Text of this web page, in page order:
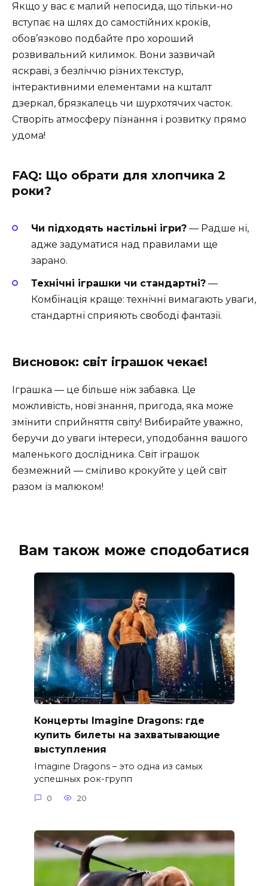
Якщо у вас є малий непосида, що тільки-но
вступає на шлях до самостійних кроків,
обов’язково подбайте про хороший
розвивальний килимок. Вони зазвичай
яскраві, з безліччю різних текстур,
інтерактивними елементами на кшталт
дзеркал, брязкалець чи шурхотячих часток.
Створіть атмосферу пізнання і розвитку прямо
удома!
FAQ: Що обрати для хлопчика 2
роки?
Чи підходять настільні ігри? — Радше ні,
адже задуматися над правилами ще
зарано.
Технічні іграшки чи стандартні? —
Комбінація краще: технічні вимагають уваги,
стандартні сприяють свободі фантазії.
Висновок: світ іграшок чекає!
Іграшка — це більше ніж забавка. Це
можливість, нові знання, пригода, яка може
змінити сприйняття світу! Вибирайте уважно,
беручи до уваги інтереси, уподобання вашого
маленького дослідника. Світ іграшок
безмежний — сміливо крокуйте у цей світ
разом із малюком!
Вам також може сподобатися
Концерты Imagine Dragons: где
купить билеты на захватывающие
выступления
Imagine Dragons – это одна из самых
успешных рок-групп
0 20